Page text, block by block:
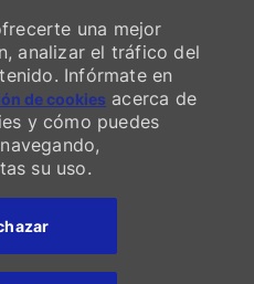
una mejor
analizar el tráfico del
Infórmate en
de cookies acerca de
y cómo puedes
su uso.